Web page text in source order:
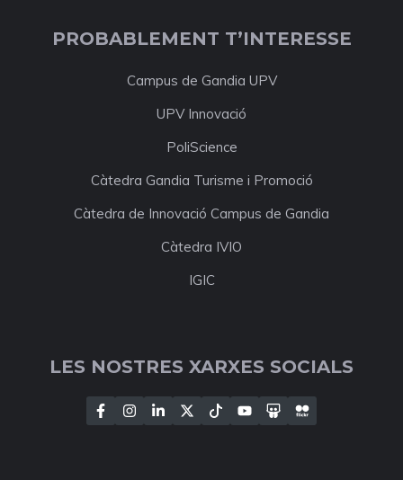
PROBABLEMENT T’INTERESSE
Campus de Gandia UPV
UPV Innovació
PoliScience
Càtedra Gandia Turisme i Promoció
Càtedra de Innovació Campus de Gandia
Càtedra IVIO
IGIC
LES NOSTRES XARXES SOCIALS